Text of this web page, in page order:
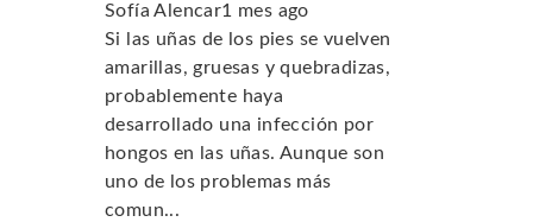
Sofía Alencar1 mes ago
Si las uñas de los pies se vuelven
amarillas, gruesas y quebradizas,
probablemente haya
desarrollado una infección por
hongos en las uñas. Aunque son
uno de los problemas más
comun...